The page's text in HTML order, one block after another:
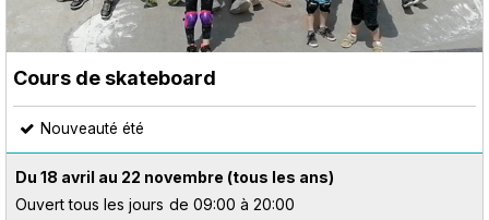
Cours de skateboard
Nouveauté été
Du 18 avril au 22 novembre (tous les ans)
Ouvert tous les jours de 09:00 à 20:00